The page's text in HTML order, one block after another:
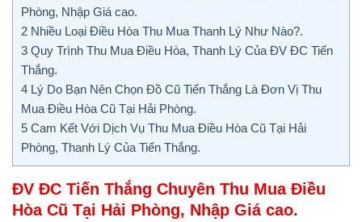
Phòng, Nhập Giá cao.
2 Nhiều Loại Điều Hòa Thu Mua Thanh Lý Như Nào?.
3 Quy Trình Thu Mua Điều Hòa, Thanh Lý Của ĐV ĐC Tiến
Thắng.
4 Lý Do Bạn Nên Chọn Đồ Cũ Tiến Thắng Là Đơn Vị Thu
Mua Điều Hòa Cũ Tại Hải Phòng.
5 Cam Kết Với Dịch Vụ Thu Mua Điều Hòa Cũ Tại Hải
Phòng, Thanh Lý Của Tiến Thắng.
ĐV ĐC Tiến Thắng Chuyên Thu Mua Điều
Hòa Cũ Tại Hải Phòng, Nhập Giá cao.